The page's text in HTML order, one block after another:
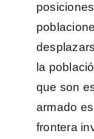
la
que son
armado
frontera